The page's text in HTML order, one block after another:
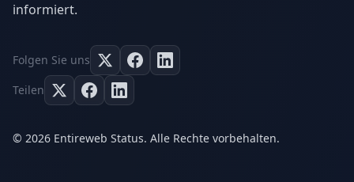
informiert.
Folgen Sie uns
Teilen
© 2026 Entireweb Status. Alle Rechte vorbehalten.